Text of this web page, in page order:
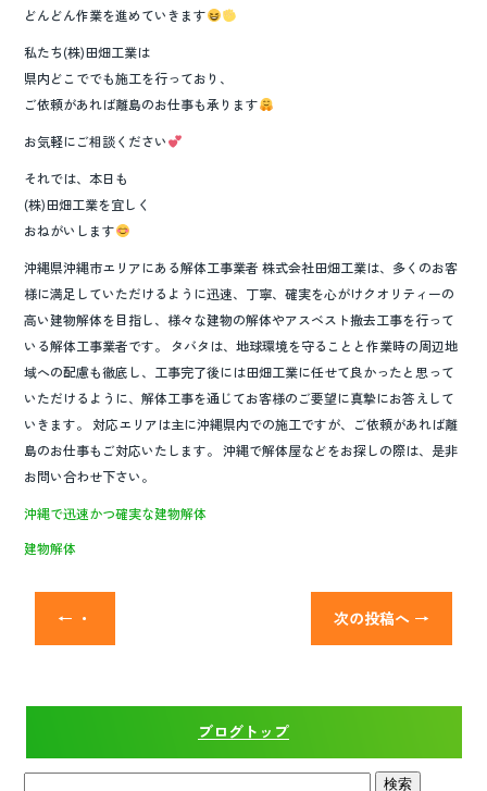
どんどん作業を進めていきます
私たち(株)田畑工業は
県内どこででも施工を行っており、
ご依頼があれば離島のお仕事も承ります
お気軽にご相談ください
それでは、本日も
(株)田畑工業を宜しく
おねがいします
沖縄県沖縄市エリアにある解体工事業者 株式会社田畑工業は、多くのお客
様に満足していただけるように迅速、丁寧、確実を心がけクオリティーの
高い建物解体を目指し、様々な建物の解体やアスベスト撤去工事を行って
いる解体工事業者です。 タバタは、地球環境を守ることと作業時の周辺地
域への配慮も徹底し、工事完了後には田畑工業に任せて良かったと思って
いただけるように、解体工事を通じてお客様のご要望に真摯にお答えして
いきます。 対応エリアは主に沖縄県内での施工ですが、ご依頼があれば離
島のお仕事もご対応いたします。 沖縄で解体屋などをお探しの際は、是非
お問い合わせ下さい。
沖縄で迅速かつ確実な建物解体
建物解体
← ・ 次の投稿へ →
ブログトップ